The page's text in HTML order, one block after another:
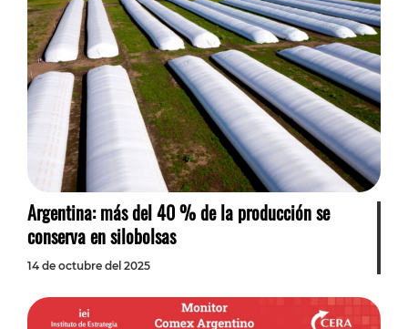
Argentina: más del 40 % de la producción se
conserva en silobolsas
14 de octubre del 2025